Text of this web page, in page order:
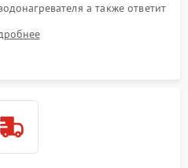
а также ответит